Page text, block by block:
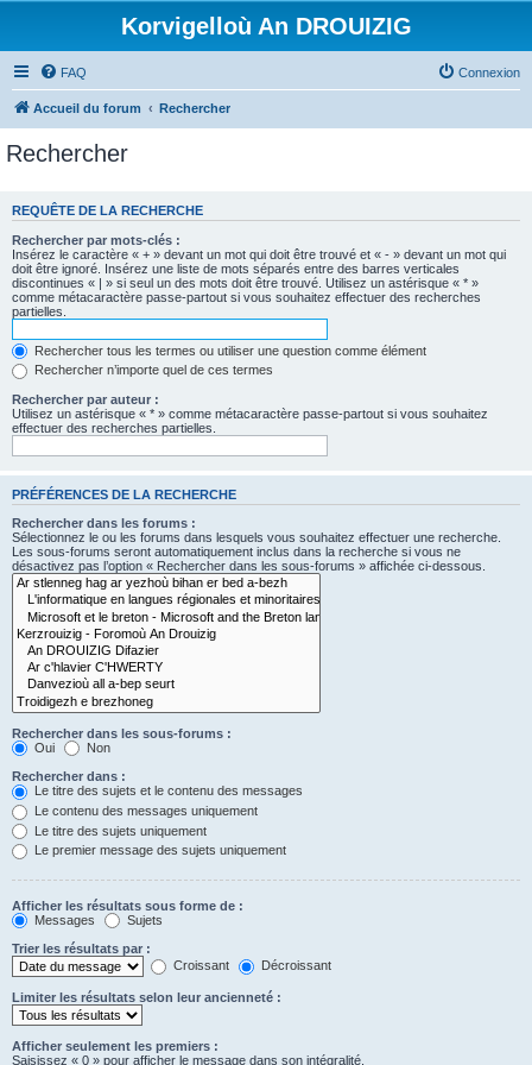
Korvigelloù An DROUIZIG
FAQ Connexion
Accueil du forum Rechercher
Rechercher
REQUÊTE DE LA RECHERCHE
Rechercher par mots-clés :
Insérez le caractère « + » devant un mot qui doit être trouvé et « - » devant un mot qui
doit être ignoré. Insérez une liste de mots séparés entre des barres verticales
discontinues « | » si seul un des mots doit être trouvé. Utilisez un astérisque « * »
comme métacaractère passe-partout si vous souhaitez effectuer des recherches
partielles.
Rechercher tous les termes ou utiliser une question comme élément
Rechercher n’importe quel de ces termes
Rechercher par auteur :
Utilisez un astérisque « * » comme métacaractère passe-partout si vous souhaitez
effectuer des recherches partielles.
PRÉFÉRENCES DE LA RECHERCHE
Rechercher dans les forums :
Sélectionnez le ou les forums dans lesquels vous souhaitez effectuer une recherche.
Les sous-forums seront automatiquement inclus dans la recherche si vous ne
désactivez pas l’option « Rechercher dans les sous-forums » affichée ci-dessous.
Rechercher dans les sous-forums :
Oui
Non
Rechercher dans :
Le titre des sujets et le contenu des messages
Le contenu des messages uniquement
Le titre des sujets uniquement
Le premier message des sujets uniquement
Afficher les résultats sous forme de :
Messages
Sujets
Trier les résultats par :
Croissant
Décroissant
Limiter les résultats selon leur ancienneté :
Afficher seulement les premiers :
Saisissez « 0 » pour afficher le message dans son intégralité.